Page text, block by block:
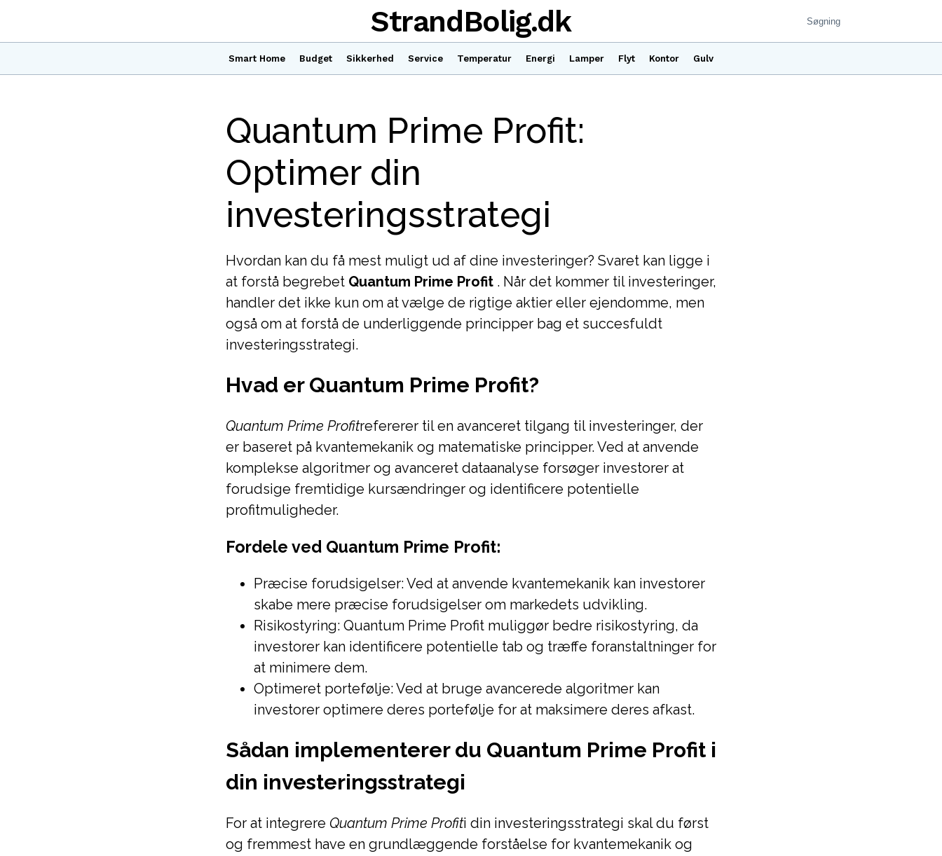
Smart Home Budget Sikkerhed Service Temperatur Energi Lamper Flyt Kontor Gulv
StrandBolig.dk
Quantum Prime Profit:
Optimer din
investeringsstrategi
Hvordan kan du få mest muligt ud af dine investeringer? Svaret kan ligge i
at forstå begrebet Quantum Prime Profit . Når det kommer til investeringer,
handler det ikke kun om at vælge de rigtige aktier eller ejendomme, men
også om at forstå de underliggende principper bag et succesfuldt
investeringsstrategi.
Hvad er Quantum Prime Profit?
Quantum Prime Profitrefererer til en avanceret tilgang til investeringer, der
er baseret på kvantemekanik og matematiske principper. Ved at anvende
komplekse algoritmer og avanceret dataanalyse forsøger investorer at
forudsige fremtidige kursændringer og identificere potentielle
profitmuligheder.
Fordele ved Quantum Prime Profit:
Præcise forudsigelser: Ved at anvende kvantemekanik kan investorer
skabe mere præcise forudsigelser om markedets udvikling.
Risikostyring: Quantum Prime Profit muliggør bedre risikostyring, da
investorer kan identificere potentielle tab og træffe foranstaltninger for
at minimere dem.
Optimeret portefølje: Ved at bruge avancerede algoritmer kan
investorer optimere deres portefølje for at maksimere deres afkast.
Sådan implementerer du Quantum Prime Profit i
din investeringsstrategi
For at integrere Quantum Prime Profiti din investeringsstrategi skal du først
og fremmest have en grundlæggende forståelse for kvantemekanik og